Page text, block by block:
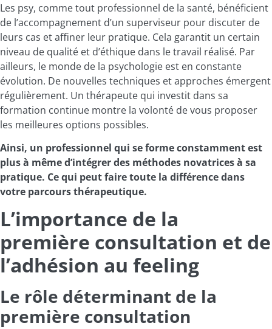
Les psy, comme tout professionnel de la santé, bénéficient
de l’accompagnement d’un superviseur pour discuter de
leurs cas et affiner leur pratique. Cela garantit un certain
niveau de qualité et d’éthique dans le travail réalisé. Par
ailleurs, le monde de la psychologie est en constante
évolution. De nouvelles techniques et approches émergent
régulièrement. Un thérapeute qui investit dans sa
formation continue montre la volonté de vous proposer
les meilleures options possibles.
Ainsi, un professionnel qui se forme constamment est
plus à même d’intégrer des méthodes novatrices à sa
pratique. Ce qui peut faire toute la différence dans
votre parcours thérapeutique.
L’importance de la
première consultation et de
l’adhésion au feeling
Le rôle déterminant de la
première consultation